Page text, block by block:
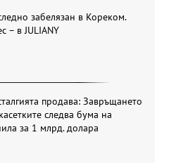
забелязан в Кореком.
– в JULIANY
продава: Завръщането
следва бума на
за 1 млрд. долара